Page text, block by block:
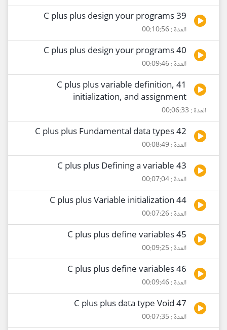
39 C plus plus design your programs
المدة : 00:10:56
40 C plus plus design your programs
المدة : 00:09:46
41 C plus plus variable definition,
initialization, and assignment
المدة : 00:06:33
42 C plus plus Fundamental data types
المدة : 00:08:49
43 C plus plus Defining a variable
المدة : 00:07:04
44 C plus plus Variable initialization
المدة : 00:07:26
45 C plus plus define variables
المدة : 00:09:25
46 C plus plus define variables
المدة : 00:09:46
47 C plus plus data type Void
المدة : 00:07:35